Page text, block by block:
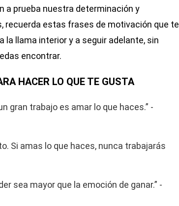
a prueba nuestra determinación y
recuerda estas frases de motivación que te
la llama interior y a seguir adelante, sin
encontrar.
HACER LO QUE TE GUSTA
gran trabajo es amar lo que haces.” -
Si amas lo que haces, nunca trabajarás
sea mayor que la emoción de ganar.” -